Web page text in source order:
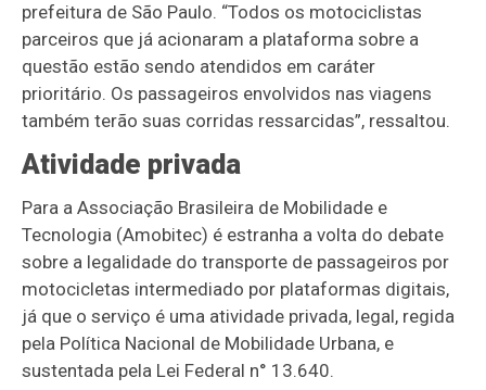
prefeitura de São Paulo. “Todos os motociclistas
parceiros que já acionaram a plataforma sobre a
questão estão sendo atendidos em caráter
prioritário. Os passageiros envolvidos nas viagens
também terão suas corridas ressarcidas”, ressaltou.
Atividade privada
Para a Associação Brasileira de Mobilidade e
Tecnologia (Amobitec) é estranha a volta do debate
sobre a legalidade do transporte de passageiros por
motocicletas intermediado por plataformas digitais,
já que o serviço é uma atividade privada, legal, regida
pela Política Nacional de Mobilidade Urbana, e
sustentada pela Lei Federal n° 13.640.